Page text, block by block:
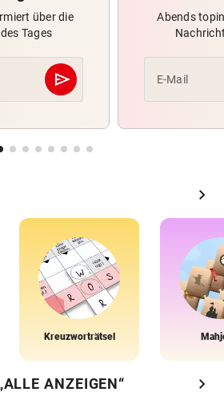
über die
Tages
send
Abschicken
Abends
E-Mail
chevron_right
Kreuzworträtsel
ANZEIGEN“ chevron_right